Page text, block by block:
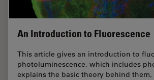
An Introduction to Fluorescence
This article gives an introduction to
photoluminescence, which includes
explains the basic theory behind